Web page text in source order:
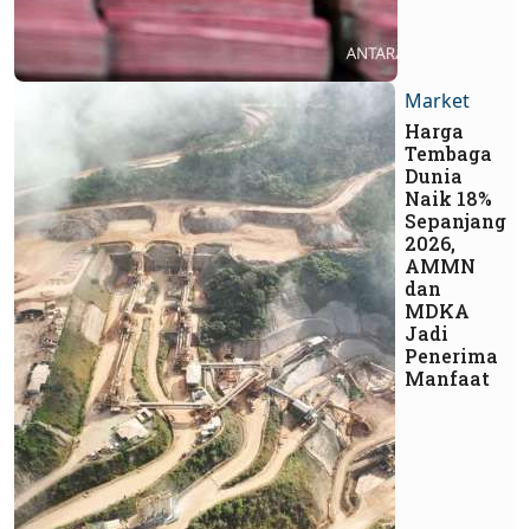
Market
Harga
Tembaga
Dunia
Naik 18%
Sepanjang
2026,
AMMN
dan
MDKA
Jadi
Penerima
Manfaat